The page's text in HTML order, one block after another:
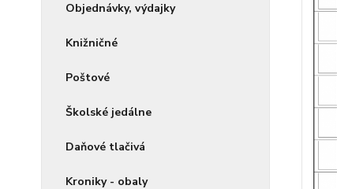
Objednávky, výdajky
Knižničné
Poštové
Školské jedálne
Daňové tlačivá
Kroniky - obaly